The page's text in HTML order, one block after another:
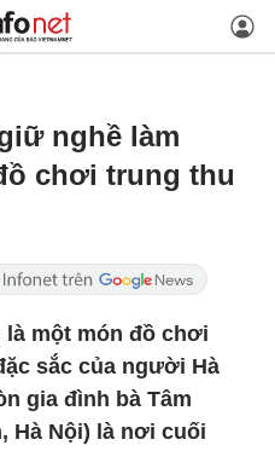
nghề làm
chơi trung thu
một món đồ chơi
sắc của người Hà
gia đình bà Tâm
Hà Nội) là nơi cuối